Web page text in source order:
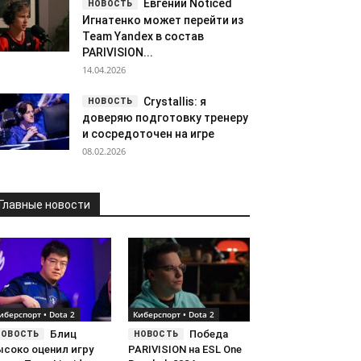
Евгений Noticed
Игнатенко может перейти из
Team Yandex в состав
PARIVISION...
14.04.2026
Crystallis: я
доверяю подготовку тренеру
и сосредоточен на игре
08.02.2026
новости
• Dota 2
Блиц
оценил игру
Киберспорт • Dota 2
Победа
PARIVISION на ESL One